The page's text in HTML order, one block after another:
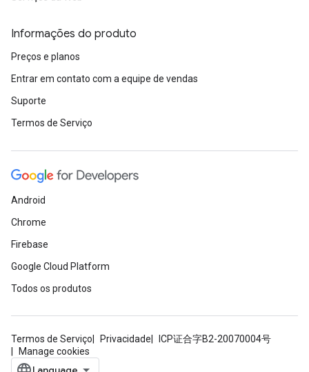
Informações do produto
Preços e planos
Entrar em contato com a equipe de vendas
Suporte
Termos de Serviço
Android
Chrome
Firebase
Google Cloud Platform
Todos os produtos
Termos de Serviço Privacidade
ICP证合字B2-20070004号
Manage cookies